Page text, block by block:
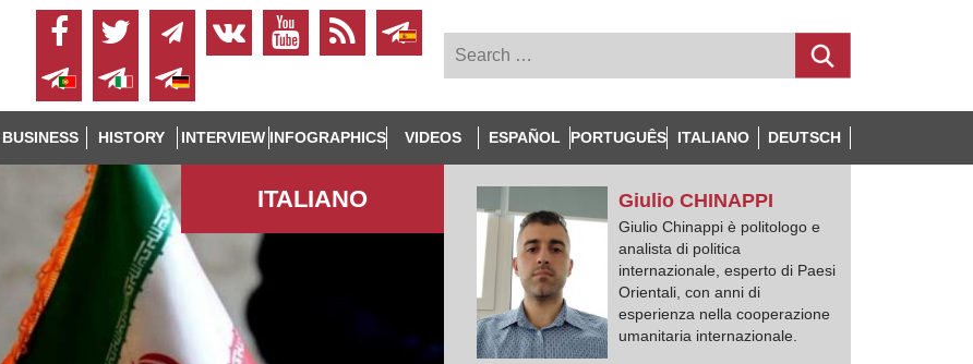
BUSINESS HISTORY INTERVIEW INFOGRAPHICS VIDEOS ESPAÑOL PORTUGUÊS ITALIANO DEUTSCH
ITALIANO Giulio CHINAPPI
Giulio Chinappi è politologo e
analista di politica
internazionale, esperto di Paesi
Orientali, con anni di
esperienza nella cooperazione
umanitaria internazionale.